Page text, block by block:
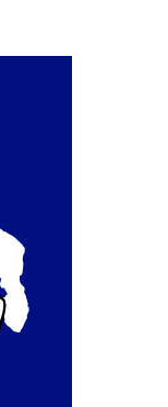
del Servicio
Vehículos